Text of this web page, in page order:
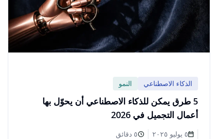
الذكاء الاصطناعي النمو
5 طرق يمكن للذكاء الاصطناعي أن يحوّل بها
أعمال التجميل في 2026
٥ يوليو ٢٠٢٥
٥ دقائق